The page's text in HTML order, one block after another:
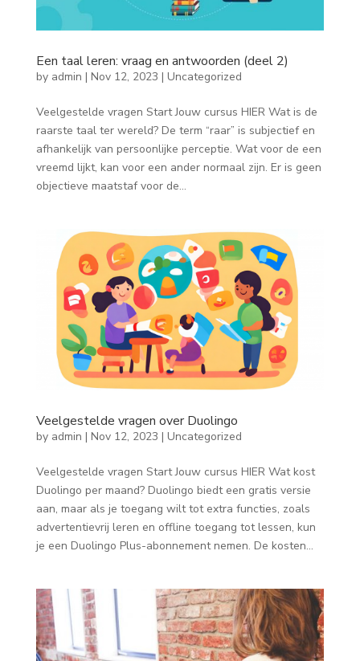
Een taal leren: vraag en antwoorden (deel 2)
by admin | Nov 12, 2023 | Uncategorized
Veelgestelde vragen Start Jouw cursus HIER Wat is de
raarste taal ter wereld? De term “raar” is subjectief en
afhankelijk van persoonlijke perceptie. Wat voor de een
vreemd lijkt, kan voor een ander normaal zijn. Er is geen
objectieve maatstaf voor de...
Veelgestelde vragen over Duolingo
by admin | Nov 12, 2023 | Uncategorized
Veelgestelde vragen Start Jouw cursus HIER Wat kost
Duolingo per maand? Duolingo biedt een gratis versie
aan, maar als je toegang wilt tot extra functies, zoals
advertentievrij leren en offline toegang tot lessen, kun
je een Duolingo Plus-abonnement nemen. De kosten...